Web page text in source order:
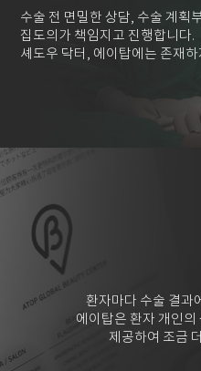
수술 전 면밀한 상담, 수술 계획
집도의가 책임지고 진행합니다.
셰도우 닥터, 에이탑에는 존재
환자마다 수술 결과
에이탑은 환자 개인
제공하여 조금